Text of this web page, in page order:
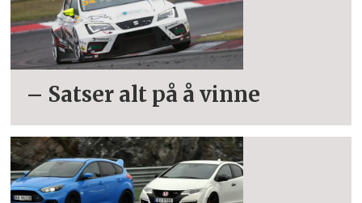
– Satser alt på å vinne